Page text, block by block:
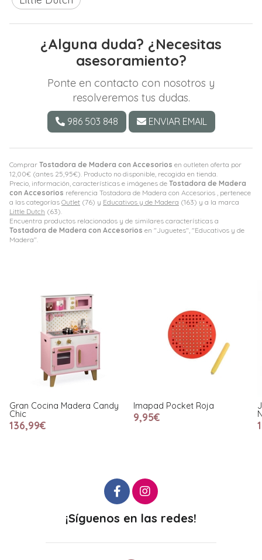
Comprar Tostadora de Madera con Accesorios en outleten oferta por
12,00€ (antes 25,95€). Producto no disponible, recogida en tienda.
Precio, información, características e imágenes de Tostadora de Madera
con Accesorios referencia Tostadora de Madera con Accesorios , pertenece
a las categorías Outlet (76) y Educativos y de Madera (163) y a la marca
Little Dutch (63).
Encuentra productos relacionados y de similares características a
Tostadora de Madera con Accesorios en "Juguetes", "Educativos y de
Madera".
¿Alguna duda? ¿Necesitas
asesoramiento?
Ponte en contacto con nosotros y
resolveremos tus dudas.
986 503 848 ENVIAR EMAIL
Imapad Pocket Roja
9,95€
Juego de Tornillos y Tuercas
Nuts & Bolts 24 Piezas
17,90€
¡Síguenos en las redes!